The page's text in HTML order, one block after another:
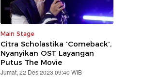
Main Stage
Citra Scholastika 'Comeback',
Nyanyikan OST Layangan
Putus The Movie
Jumat, 22 Des 2023 09:40 WIB